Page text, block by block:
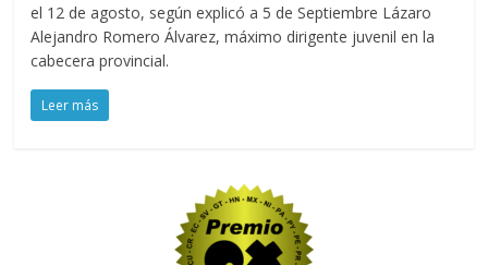
el 12 de agosto, según explicó a 5 de Septiembre Lázaro
Alejandro Romero Álvarez, máximo dirigente juvenil en la
cabecera provincial.
Leer más